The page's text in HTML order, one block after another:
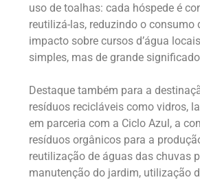
uso de toalhas: cada hóspede é
reutilizá-las, reduzindo o consumo
impacto sobre cursos d’água
simples, mas de grande
Destaque também para a
resíduos recicláveis como vidros,
em parceria com a Ciclo Azul, a
resíduos orgânicos para a
reutilização de águas das chuvas
manutenção do jardim, utilização